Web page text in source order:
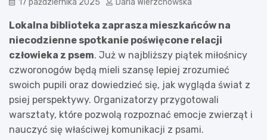
17 października 2025 Daria Wierzchowska
Lokalna biblioteka zaprasza mieszkańców na
niecodzienne spotkanie poświęcone relacji
człowieka z psem. Już w najbliższy piątek miłośnicy
czworonogów będą mieli szansę lepiej zrozumieć
swoich pupili oraz dowiedzieć się, jak wygląda świat z
psiej perspektywy. Organizatorzy przygotowali
warsztaty, które pozwolą rozpoznać emocje zwierząt i
nauczyć się właściwej komunikacji z psami.